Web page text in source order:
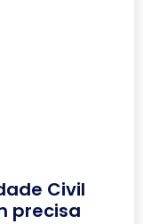
Civil
precisa